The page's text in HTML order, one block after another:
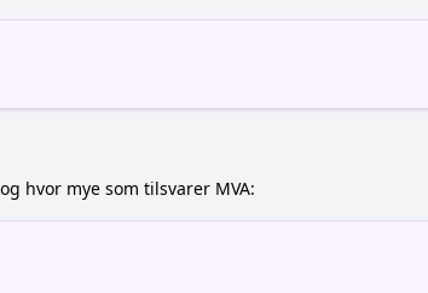
hvor mye som tilsvarer MVA: